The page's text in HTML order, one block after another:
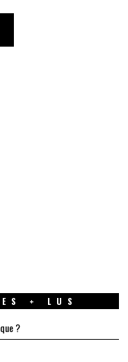
+ LUS
?